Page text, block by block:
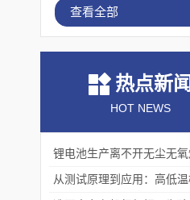
查看全部
热点新闻
HOT NEWS